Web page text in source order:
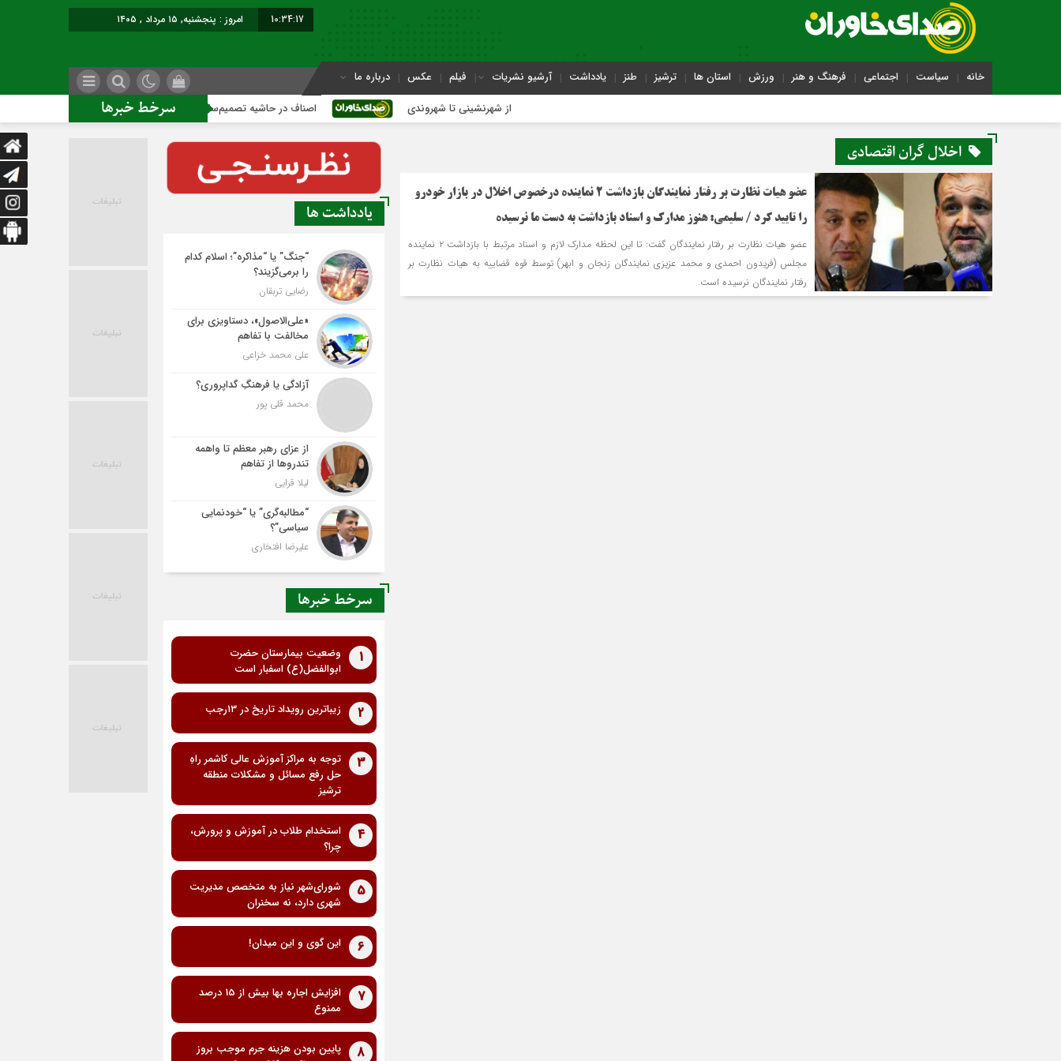
10:34:18 امروز : پنجشنبه, ۱۵ مرداد , ۱۴۰۵
خانه سیاست اجتماعی فرهنگ و هنر ورزش استان ها ترشیز طنز یادداشت آرشیو نشریات فیلم عکس درباره ما
سرخط خبرها از شهرنشینی تا شهروندی اصناف در حاشیه تصمیم‌سازی؛ شهر بدون بازار به کجا می‌رسد؟
اخلال گران اقتصادی
عضو هیات نظارت بر رفتار نمایندگان بازداشت ۲ نماینده درخصوص اخلال در بازار خودرو
را تایید کرد / سلیمی: هنوز مدارک و اسناد بازداشت به دست ما نرسیده
عضو هیات نظارت بر رفتار نمایندگان گفت: تا این لحظه مدارک لازم و اسناد مرتبط با بازداشت ۲ نماینده
مجلس (فریدون احمدی و محمد عزیزی نمایندگان زنجان و ابهر) توسط قوه قضاییه به هیات نظارت بر
رفتار نمایندگان نرسیده است.
یادداشت ها
“جنگ” یا “مذاکره”؛ اسلام کدام
را برمی‌گزیند؟
رضایی تربقان
«علی‌الاصول»، دستاویزی برای
مخالفت با تفاهم
علی محمد خزاعی
آزادگی یا فرهنگِ گداپروری؟
محمد قلی پور
از عزای رهبر معظم تا واهمه
تندروها از تفاهم
لیلا قرایی
“مطالبه‌گری” یا “خودنمایی
سیاسی”؟
علیرضا افتخاری
سرخط خبرها
1
وضعیت بیمارستان حضرت
ابوالفضل(ع) اسفبار است
2 زیباترین رویداد تاریخ در ۱۳رجب
3
توجه به مراکز آموزش عالی کاشمر راهِ
حل رفع مسائل و مشکلات منطقه
ترشیز
4
استخدام طلاب در آموزش و پرورش،
چرا؟
5
شورای‌شهر نیاز به متخصص مدیریت
شهری دارد، نه سخنران
6 این گوی و این میدان!
7
افزایش اجاره بها بیش از 15 درصد
ممنوع
8
پایین بودن هزینه جرم موجب بروز